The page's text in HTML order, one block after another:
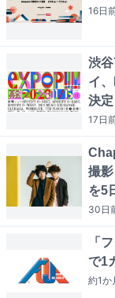
16日
渋
イ
決定
17日
撮
を5
30日
「
で1
約1か